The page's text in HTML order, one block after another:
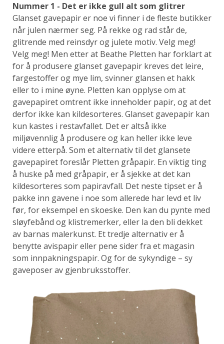
Nummer 1 - Det er ikke gull alt som glitrer
Glanset gavepapir er noe vi finner i de fleste butikker
når julen nærmer seg. På rekke og rad står de,
glitrende med reinsdyr og julete motiv. Velg meg!
Velg meg! Men etter at Beathe Pletten har forklart at
for å produsere glanset gavepapir kreves det leire,
fargestoffer og mye lim, svinner glansen et hakk
eller to i mine øyne. Pletten kan opplyse om at
gavepapiret omtrent ikke inneholder papir, og at det
derfor ikke kan kildesorteres. Glanset gavepapir kan
kun kastes i restavfallet. Det er altså ikke
miljøvennlig å produsere og kan heller ikke leve
videre etterpå. Som et alternativ til det glansete
gavepapiret foreslår Pletten gråpapir. En viktig ting
å huske på med gråpapir, er å sjekke at det kan
kildesorteres som papiravfall. Det neste tipset er å
pakke inn gavene i noe som allerede har levd et liv
før, for eksempel en skoeske. Den kan du pynte med
sløyfebånd og klistremerker, eller la den bli dekket
av barnas malerkunst. Et tredje alternativ er å
benytte avispapir eller pene sider fra et magasin
som innpakningspapir. Og for de sykyndige – sy
gaveposer av gjenbruksstoffer.